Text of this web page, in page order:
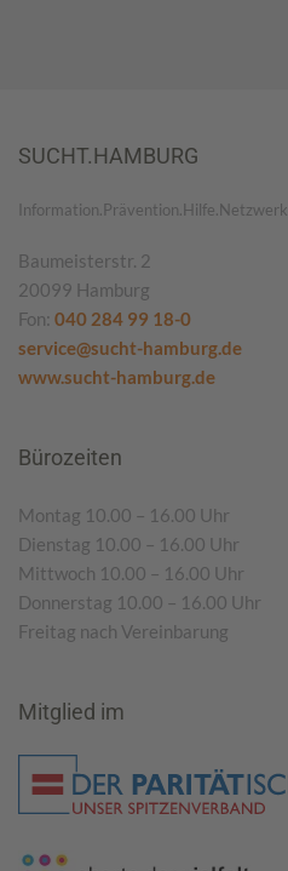
SUCHT.HAMBURG
Information.Prävention.Hilfe.Netzwerk.
Baumeisterstr. 2
20099 Hamburg
Fon: 040 284 99 18-0
service@sucht-hamburg.de
www.sucht-hamburg.de
Bürozeiten
Montag 10.00 – 16.00 Uhr
Dienstag 10.00 – 16.00 Uhr
Mittwoch 10.00 – 16.00 Uhr
Donnerstag 10.00 – 16.00 Uhr
Freitag nach Vereinbarung
Mitglied im